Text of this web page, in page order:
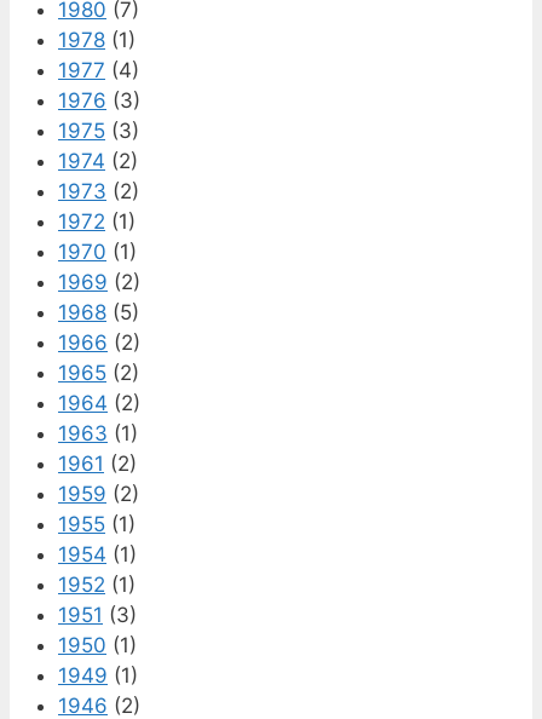
1980 (7)
1978 (1)
1977 (4)
1976 (3)
1975 (3)
1974 (2)
1973 (2)
1972 (1)
1970 (1)
1969 (2)
1968 (5)
1966 (2)
1965 (2)
1964 (2)
1963 (1)
1961 (2)
1959 (2)
1955 (1)
1954 (1)
1952 (1)
1951 (3)
1950 (1)
1949 (1)
1946 (2)